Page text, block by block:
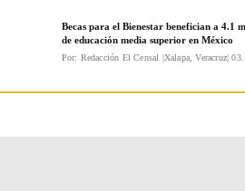
Becas para el Bienestar benefician a 4.1
de educación media superior en México
Por: Redacción El Censal |Xalapa, Veracruz|